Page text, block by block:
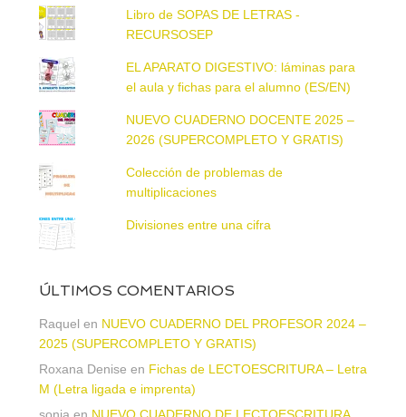
Libro de SOPAS DE LETRAS -
RECURSOSEP
EL APARATO DIGESTIVO: láminas para
el aula y fichas para el alumno (ES/EN)
NUEVO CUADERNO DOCENTE 2025 –
2026 (SUPERCOMPLETO Y GRATIS)
Colección de problemas de
multiplicaciones
Divisiones entre una cifra
ÚLTIMOS COMENTARIOS
Raquel en NUEVO CUADERNO DEL PROFESOR 2024 –
2025 (SUPERCOMPLETO Y GRATIS)
Roxana Denise en Fichas de LECTOESCRITURA – Letra
M (Letra ligada e imprenta)
sonia en NUEVO CUADERNO DE LECTOESCRITURA